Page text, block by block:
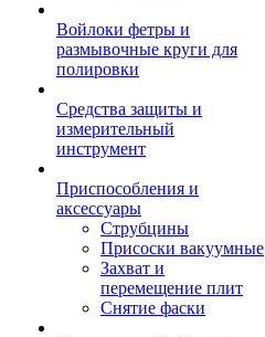
Войлоки фетры и
размывочные круги для
полировки
Средства защиты и
измерительный
инструмент
Приспособления и
аксессуары
Струбцины
Присоски вакуумные
Захват и
перемещение плит
Снятие фаски